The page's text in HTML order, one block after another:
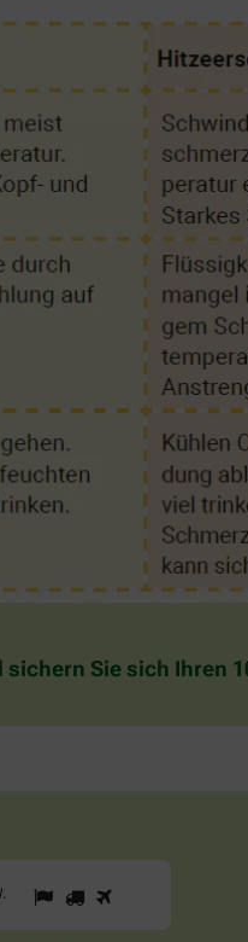
sichern Sie sich Ihren
.
Sind
Sie
1 2